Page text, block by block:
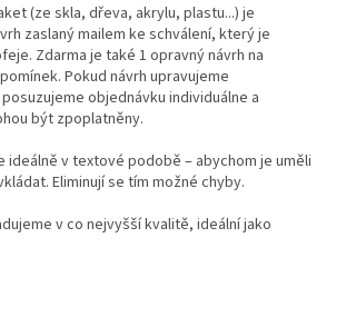
(ze skla, dřeva, akrylu, plastu...) je
zaslaný mailem ke schválení, který je
Zdarma je také 1 opravný návrh na
Pokud návrh upravujeme
objednávku individuálne a
být zpoplatněny.
ideálně v textové podobě – abychom je uměli
Eliminují se tím možné chyby.
v co nejvyšší kvalitě, ideální jako